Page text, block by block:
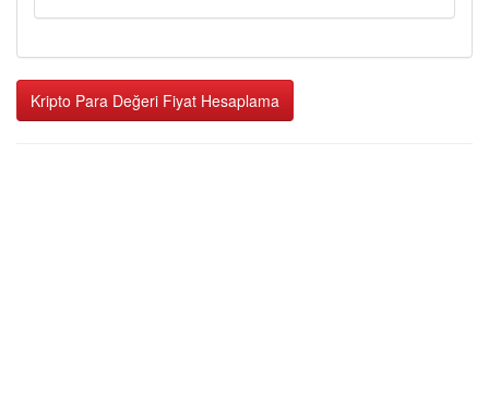
Kripto Para Değeri Fiyat Hesaplama